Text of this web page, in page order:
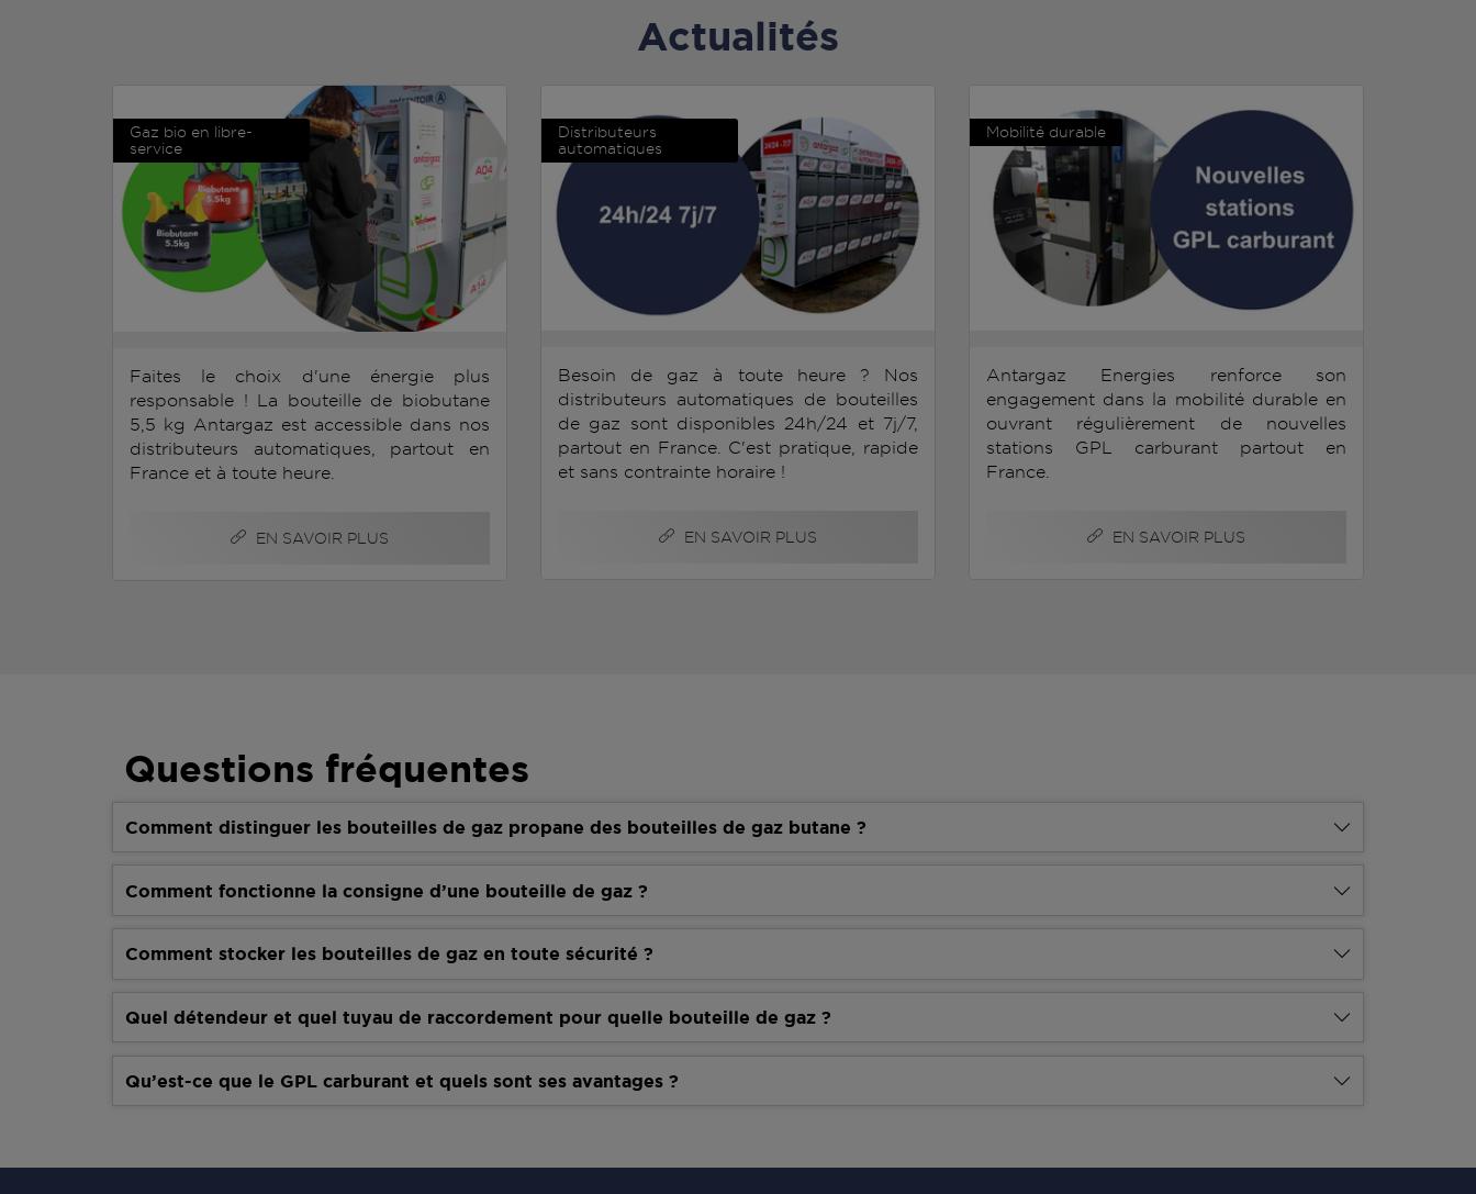
Actualités
Gaz bio en libre-
service
Faites le choix d'une énergie plus
responsable ! La bouteille de biobutane
5,5 kg Antargaz est accessible dans nos
distributeurs automatiques, partout en
France et à toute heure.
EN SAVOIR PLUS
Distributeurs
automatiques
Besoin de gaz à toute heure ? Nos
distributeurs automatiques de bouteilles
de gaz sont disponibles 24h/24 et 7j/7,
partout en France. C'est pratique, rapide
et sans contrainte horaire !
EN SAVOIR PLUS
Mobilité durable
Antargaz Energies renforce son
engagement dans la mobilité durable en
ouvrant régulièrement de nouvelles
stations GPL carburant partout en
France.
EN SAVOIR PLUS
Questions fréquentes
Comment distinguer les bouteilles de gaz propane des bouteilles de gaz butane ?
Comment fonctionne la consigne d’une bouteille de gaz ?
Comment stocker les bouteilles de gaz en toute sécurité ?
Quel détendeur et quel tuyau de raccordement pour quelle bouteille de gaz ?
Qu’est-ce que le GPL carburant et quels sont ses avantages ?